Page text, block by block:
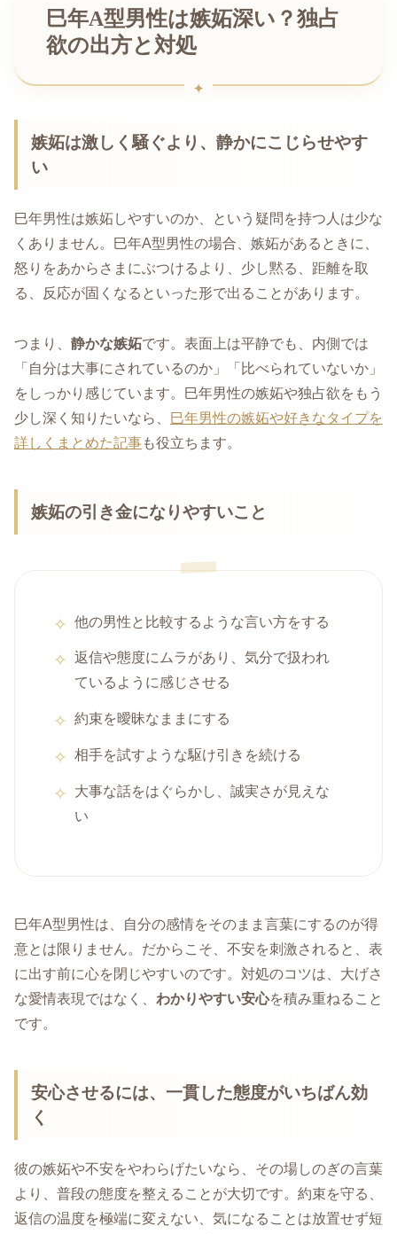
巳年A型男性は嫉妬深い？独占
欲の出方と対処
嫉妬は激しく騒ぐより、静かにこじらせやす
い
巳年男性は嫉妬しやすいのか、という疑問を持つ人は少な
くありません。巳年A型男性の場合、嫉妬があるときに、
怒りをあからさまにぶつけるより、少し黙る、距離を取
る、反応が固くなるといった形で出ることがあります。
つまり、 静かな嫉妬です。表面上は平静でも、内側では
「自分は大事にされているのか」「比べられていないか」
をしっかり感じています。巳年男性の嫉妬や独占欲をもう
少し深く知りたいなら、
巳年男性の嫉妬や好きなタイプを
詳しくまとめた記事も役立ちます。
嫉妬の引き金になりやすいこと
他の男性と比較するような言い方をする
返信や態度にムラがあり、気分で扱われ
ているように感じさせる
約束を曖昧なままにする
相手を試すような駆け引きを続ける
大事な話をはぐらかし、誠実さが見えな
い
巳年A型男性は、自分の感情をそのまま言葉にするのが得
意とは限りません。だからこそ、不安を刺激されると、表
に出す前に心を閉じやすいのです。対処のコツは、大げさ
な愛情表現ではなく、 わかりやすい安心を積み重ねること
です。
安心させるには、一貫した態度がいちばん効
く
彼の嫉妬や不安をやわらげたいなら、その場しのぎの言葉
より、普段の態度を整えることが大切です。約束を守る、
返信の温度を極端に変えない、気になることは放置せず短